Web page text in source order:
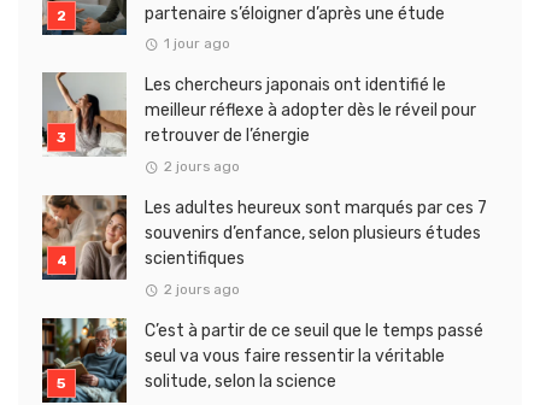
partenaire s’éloigner d’après une étude
1 jour ago
Les chercheurs japonais ont identifié le
meilleur réflexe à adopter dès le réveil pour
retrouver de l’énergie
2 jours ago
Les adultes heureux sont marqués par ces 7
souvenirs d’enfance, selon plusieurs études
scientifiques
2 jours ago
C’est à partir de ce seuil que le temps passé
seul va vous faire ressentir la véritable
solitude, selon la science